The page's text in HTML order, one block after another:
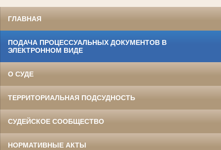
ГЛАВНАЯ
ПОДАЧА ПРОЦЕССУАЛЬНЫХ ДОКУМЕНТОВ В
ЭЛЕКТРОННОМ ВИДЕ
О СУДЕ
ТЕРРИТОРИАЛЬНАЯ ПОДСУДНОСТЬ
СУДЕЙСКОЕ СООБЩЕСТВО
НОРМАТИВНЫЕ АКТЫ